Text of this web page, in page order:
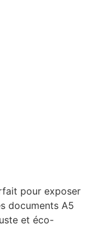
pour exposer
documents A5
et éco-